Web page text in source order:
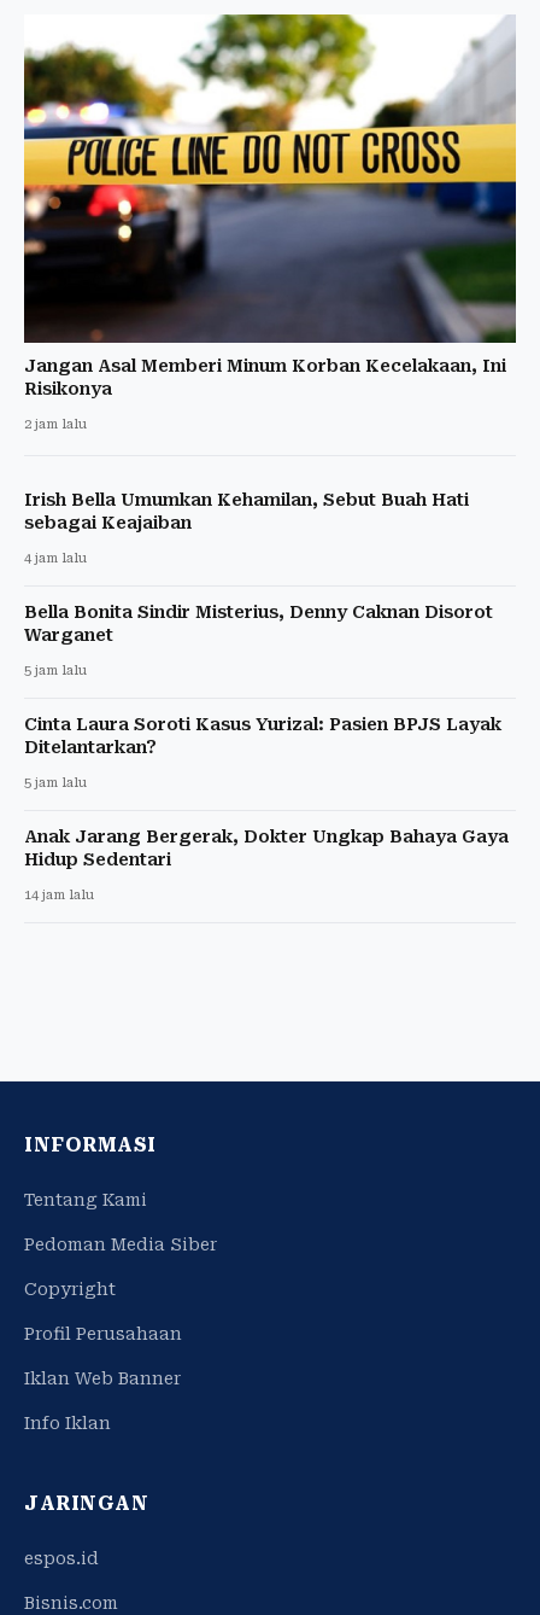
Jangan Asal Memberi Minum Korban Kecelakaan, Ini
Risikonya
2 jam lalu
Irish Bella Umumkan Kehamilan, Sebut Buah Hati
sebagai Keajaiban
4 jam lalu
Bella Bonita Sindir Misterius, Denny Caknan Disorot
Warganet
5 jam lalu
Cinta Laura Soroti Kasus Yurizal: Pasien BPJS Layak
Ditelantarkan?
5 jam lalu
Anak Jarang Bergerak, Dokter Ungkap Bahaya Gaya
Hidup Sedentari
14 jam lalu
INFORMASI
Tentang Kami
Pedoman Media Siber
Copyright
Profil Perusahaan
Iklan Web Banner
Info Iklan
JARINGAN
espos.id
Bisnis.com